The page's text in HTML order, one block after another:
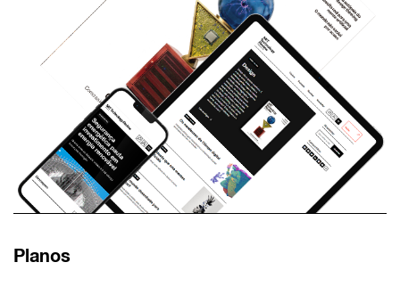
Planos